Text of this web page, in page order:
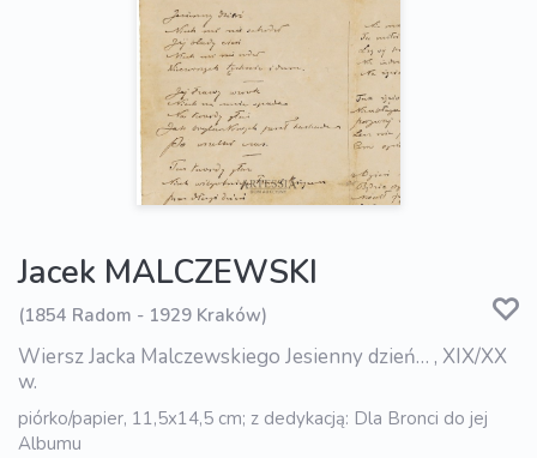
Jacek MALCZEWSKI
(1854 Radom - 1929 Kraków)
Wiersz Jacka Malczewskiego Jesienny dzień… , XIX/XX
w.
piórko/papier, 11,5x14,5 cm; z dedykacją: Dla Bronci do jej
Albumu